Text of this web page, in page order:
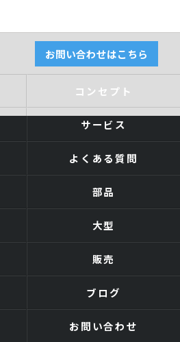
お問い合わせはこちら
コンセプト
サービス
よくある質問
部品
大型
販売
ブログ
お問い合わせ